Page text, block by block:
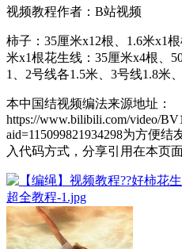
视频教程作者：B站视频
柿子：35厘米x12根、1.6米x1
米x1根花生线：35厘米x4根、
1、2号线各1.5米、3号线1.8米
本中国结视频编法来源地址：
https://www.bilibili.com/video/
aid=115099821934298为方便
入代码方式，分享引用在本页面